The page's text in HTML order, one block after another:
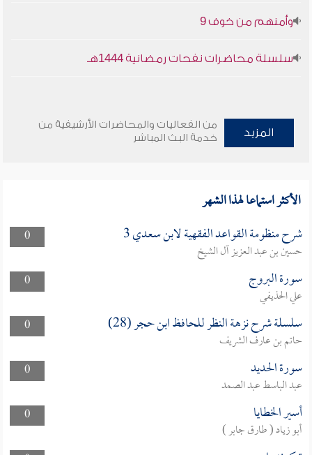
وأمنهم من خوف 9
سلسلة محاضرات نفحات رمضانية 1444هـ
المزيد
من الفعاليات والمحاضرات الأرشيفية من
خدمة البث المباشر
الأكثر استماعا لهذا الشهر
0 شرح منظومة القواعد الفقهية لابن سعدي 3
حسين بن عبد العزيز آل الشيخ
0
سورة البروج
علي الحذيفي
0
سلسلة شرح نزهة النظر للحافظ ابن حجر (28)
حاتم بن عارف الشريف
0
سورة الحديد
عبد الباسط عبد الصمد
0
أسير الخطايا
أبو زياد ( طارق جابر )